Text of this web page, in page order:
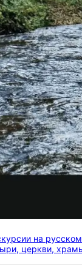
на
церкви,